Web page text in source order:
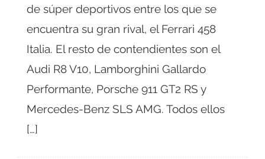
de súper deportivos entre los que se
encuentra su gran rival, el Ferrari 458
Italia. El resto de contendientes son el
Audi R8 V10, Lamborghini Gallardo
Performante, Porsche 911 GT2 RS y
Mercedes-Benz SLS AMG. Todos ellos
[…]